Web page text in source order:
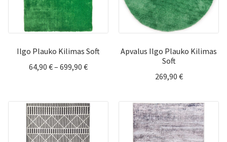
Ilgo Plauko Kilimas Soft
64,90 €– 699,90 €Price
through
699,90 €
Apvalus Ilgo Plauko Kilimas
Soft
269,90 €